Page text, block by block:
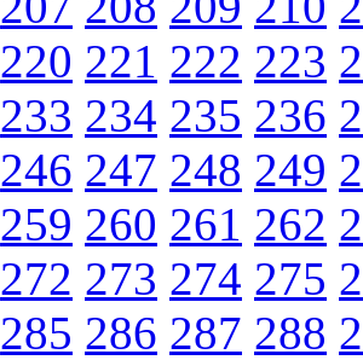
220 221 222 223
233 234 235 236
246 247 248 249
259 260 261 262
272 273 274 275
285 286 287 288